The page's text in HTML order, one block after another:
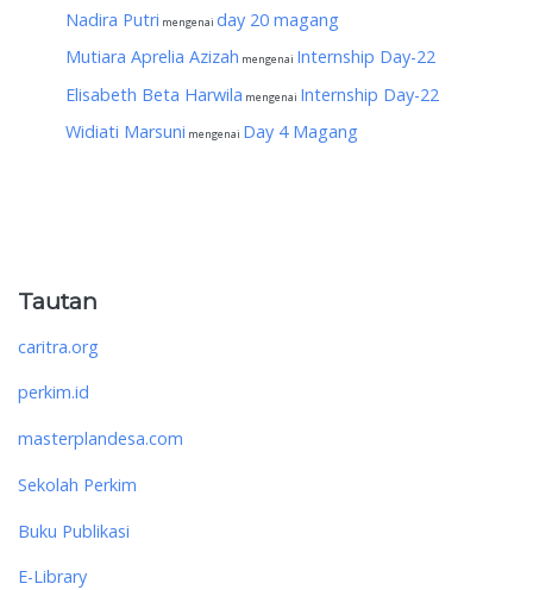
Nadira Putri mengenai day 20 magang
Mutiara Aprelia Azizah mengenai Internship Day-22
Elisabeth Beta Harwila mengenai Internship Day-22
Widiati Marsuni mengenai Day 4 Magang
Tautan
caritra.org
perkim.id
masterplandesa.com
Sekolah Perkim
Buku Publikasi
E-Library